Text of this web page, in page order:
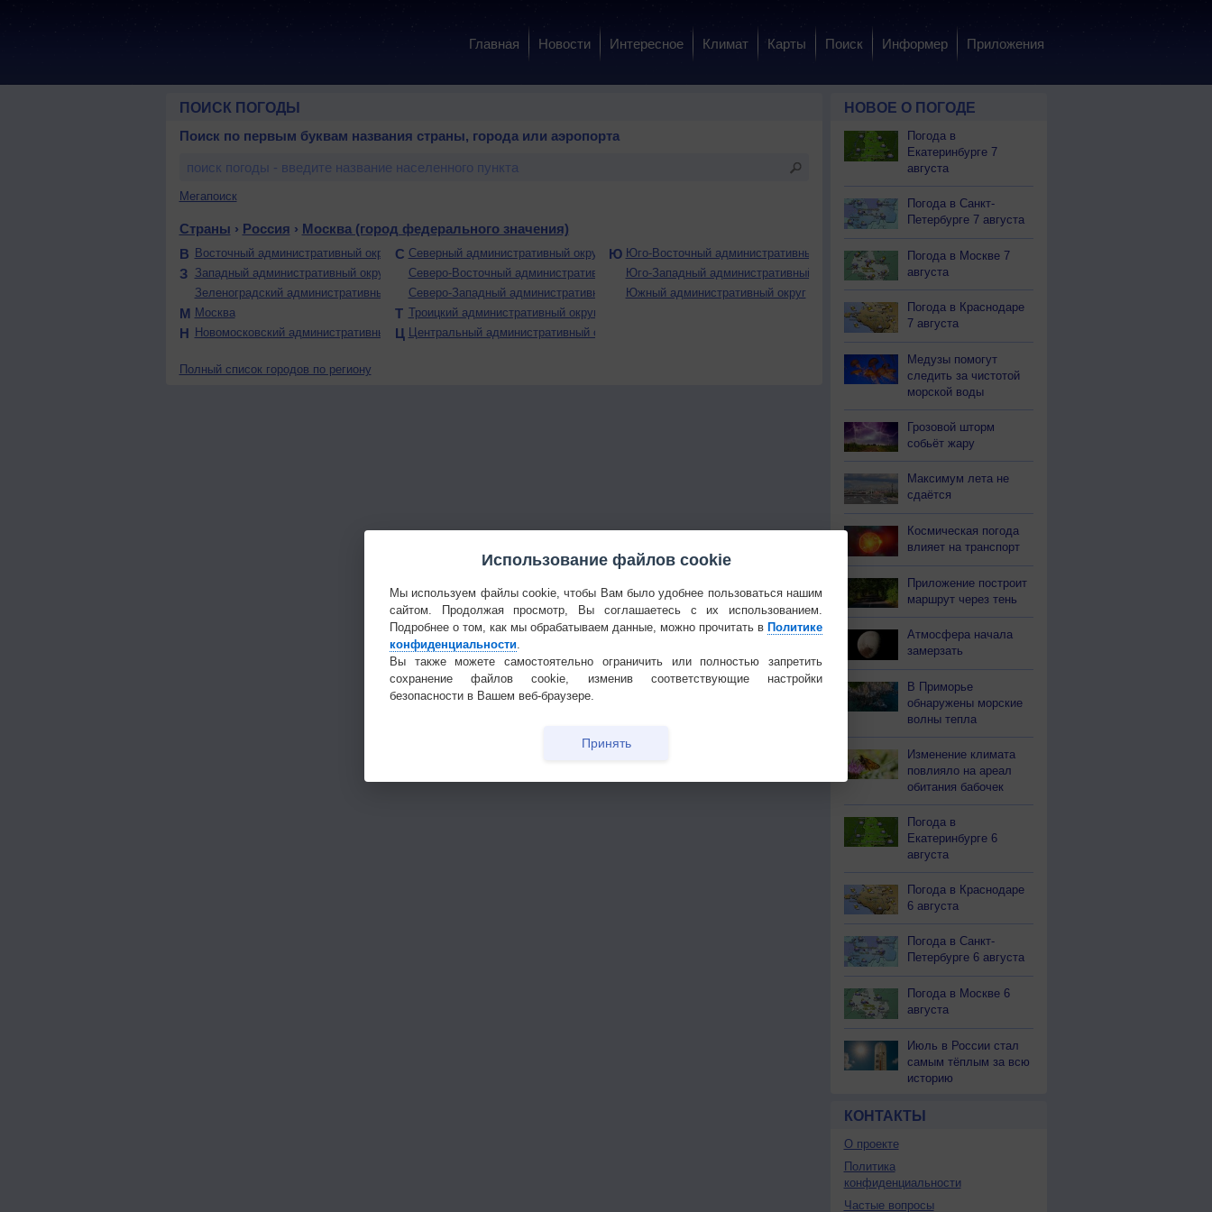
Главная Новости Интересное Климат Карты Поиск Информер Приложения
ПОИСК ПОГОДЫ
Поиск по первым буквам названия страны, города или аэропорта
Мегапоиск
Страны › Россия › Москва (город федерального значения)
В Восточный административный округ
З Западный административный округ
Зеленоградский административный округ
М Москва
Н Новомосковский административный округ
С Северный административный округ
Северо-Восточный административный округ
Северо-Западный административный округ
Т Троицкий административный округ
Ц Центральный административный округ
Ю Юго-Восточный административный округ
Юго-Западный административный округ
Южный административный округ
Полный список городов по региону
НОВОЕ О ПОГОДЕ
Погода в
Екатеринбурге 7
августа
Погода в Санкт-
Петербурге 7 августа
Погода в Москве 7
августа
Погода в Краснодаре
7 августа
Медузы помогут
следить за чистотой
морской воды
Грозовой шторм
собьёт жару
Максимум лета не
сдаётся
Космическая погода
влияет на транспорт
Приложение построит
маршрут через тень
Атмосфера начала
замерзать
В Приморье
обнаружены морские
волны тепла
Изменение климата
повлияло на ареал
обитания бабочек
Погода в
Екатеринбурге 6
августа
Погода в Краснодаре
6 августа
Погода в Санкт-
Петербурге 6 августа
Погода в Москве 6
августа
Июль в России стал
самым тёплым за всю
историю
КОНТАКТЫ
О проекте
Политика
конфиденциальности
Частые вопросы
Использование файлов cookie
Мы используем файлы cookie, чтобы Вам было удобнее пользоваться нашим
сайтом. Продолжая просмотр, Вы соглашаетесь с их использованием.
Подробнее о том, как мы обрабатываем данные, можно прочитать в Политике
конфиденциальности
Вы также можете самостоятельно ограничить или полностью запретить
сохранение файлов cookie, изменив соответствующие настройки
безопасности в Вашем веб-браузере.
Принять